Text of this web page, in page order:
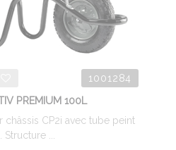
1001284
PREMIUM 100L
châssis CP2i avec tube peint
...